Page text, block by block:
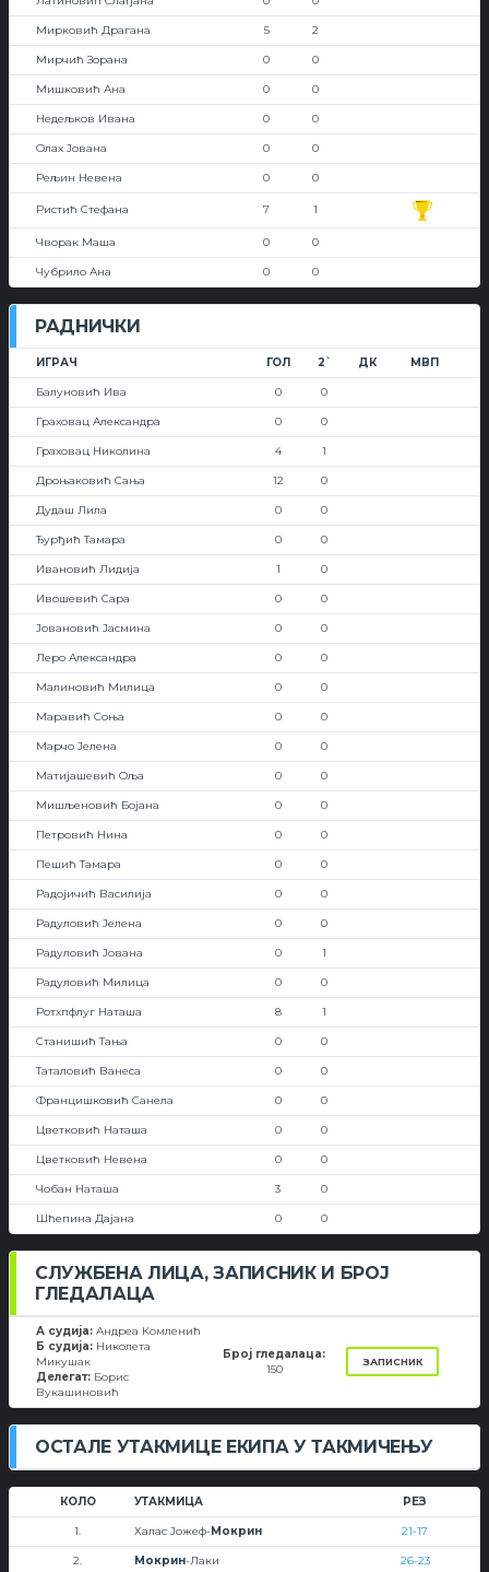
Мирковић Драгана 5 2
Мирчић Зорана 0 0
Мишковић Ана 0 0
Недељков Ивана 0 0
Олах Јована 0 0
Рељин Невена 0 0
Ристић Стефана 7 1
Чворак Маша 0 0
Чубрило Ана 0 0
РАДНИЧКИ
ИГРАЧ ГОЛ 2` ДК МВП
Балуновић Ива 0 0
Граховац Александра 0 0
Граховац Николина 4 1
Дроњаковић Сања 12 0
Дудаш Лила 0 0
Ђурђић Тамара 0 0
Ивановић Лидија 1 0
Ивошевић Сара 0 0
Јовановић Јасмина 0 0
Леро Александра 0 0
Малиновић Милица 0 0
Маравић Соња 0 0
Марчо Јелена 0 0
Матијашевић Оља 0 0
Мишљеновић Бојана 0 0
Петровић Нина 0 0
Пешић Тамара 0 0
Радојичић Василија 0 0
Радуловић Јелена 0 0
Радуловић Јована 0 1
Радуловић Милица 0 0
Ротхпфлуг Наташа 8 1
Станишић Tања 0 0
Таталовић Ванеса 0 0
Францишковић Санела 0 0
Цветковић Наташа 0 0
Цветковић Невена 0 0
Чобан Наташа 3 0
Шћепина Дајана 0 0
СЛУЖБЕНА ЛИЦА, ЗАПИСНИК И БРОЈ
ГЛЕДАЛАЦА
А судија: Андреа Комленић
Б судија: Николета
Микушак
Делегат: Борис
Вукашиновић
Број гледалаца:
150
ЗАПИСНИК
ОСТАЛЕ УТАКМИЦЕ ЕКИПА У ТАКМИЧЕЊУ
КОЛО УТАКМИЦА РЕЗ
1. Халас Јожеф-Мокрин 21-17
2. Мокрин-Лаки 26-23